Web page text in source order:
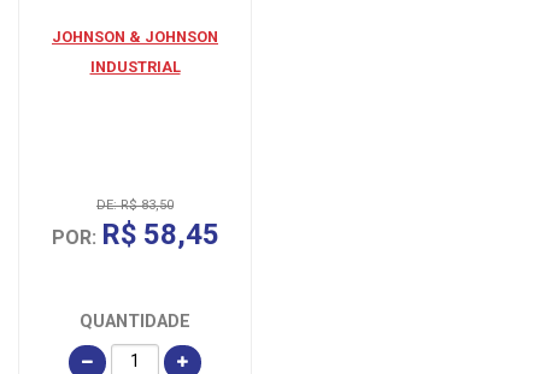
JOHNSON & JOHNSON
INDUSTRIAL
DE: R$ 83,50
POR: R$ 58,45
QUANTIDADE